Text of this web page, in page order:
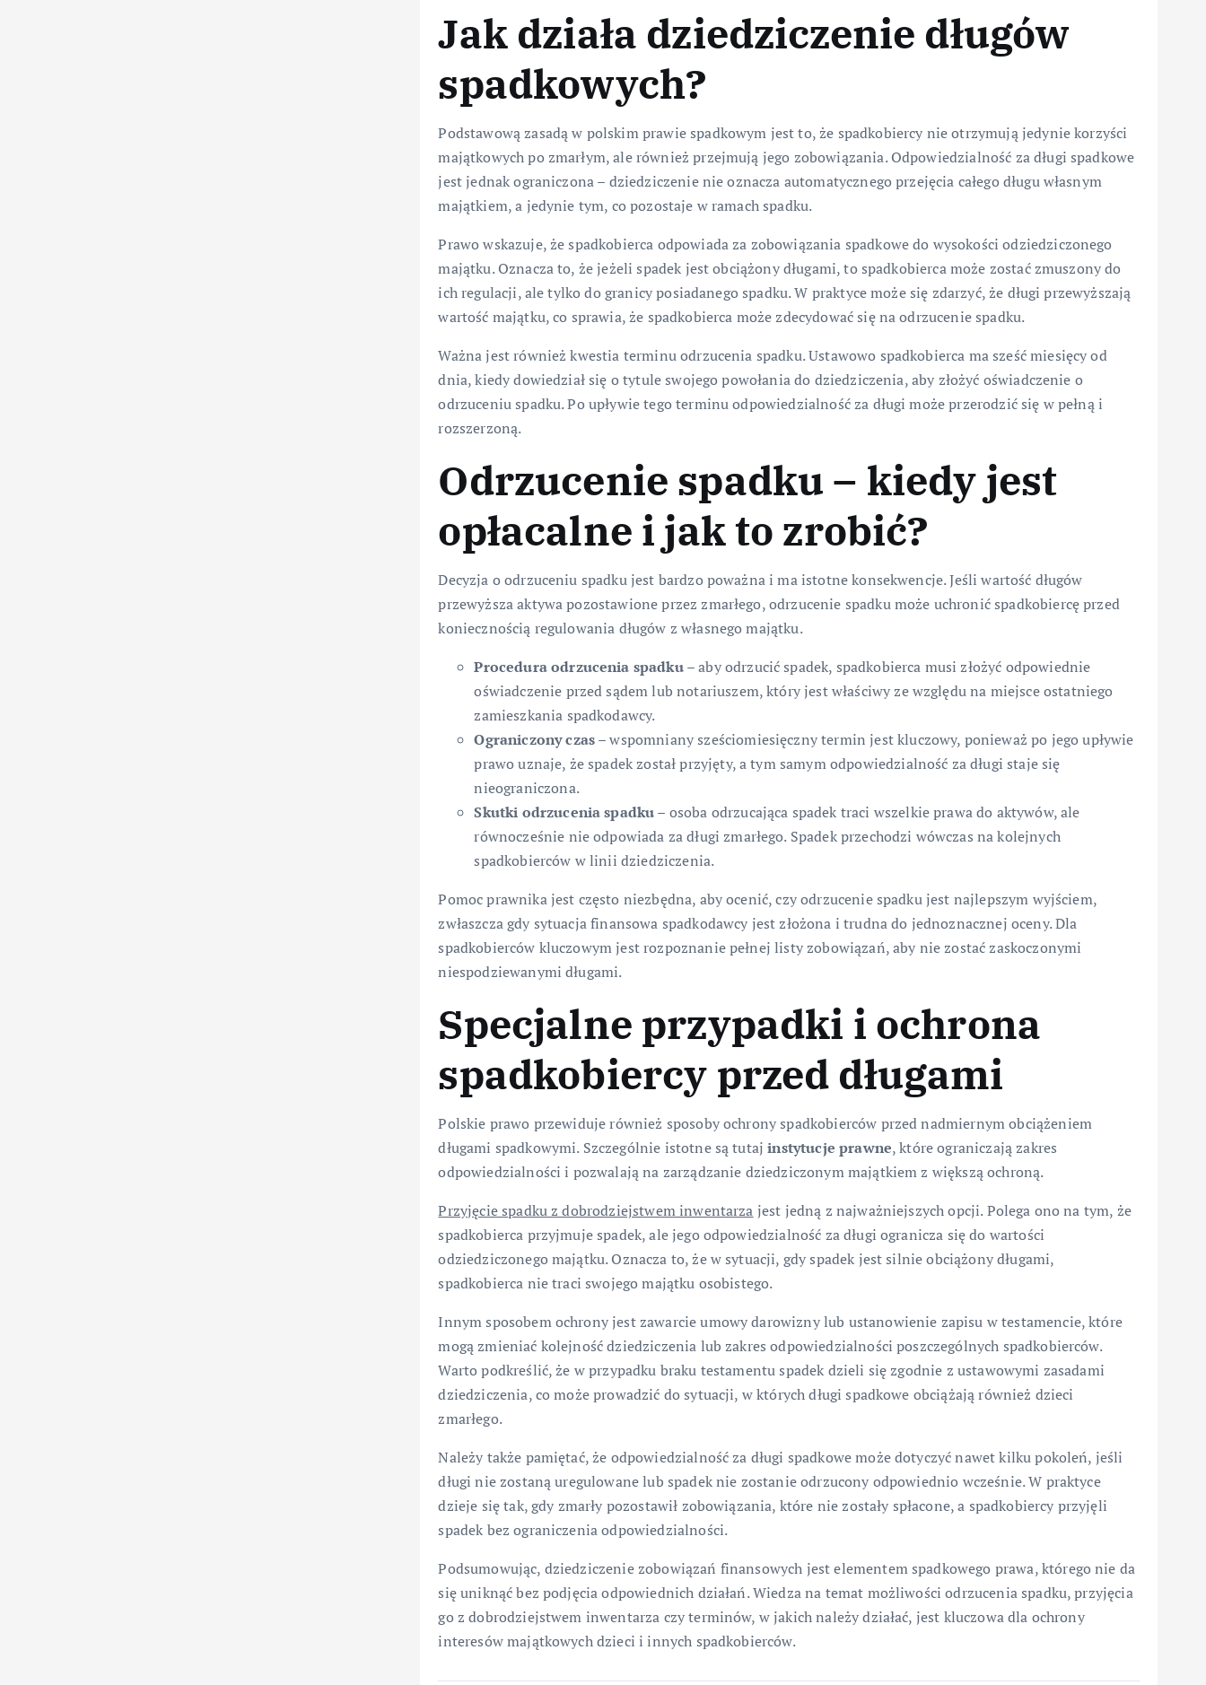
Jak działa dziedziczenie długów
spadkowych?
Podstawową zasadą w polskim prawie spadkowym jest to, że spadkobiercy nie otrzymują jedynie korzyści
majątkowych po zmarłym, ale również przejmują jego zobowiązania. Odpowiedzialność za długi spadkowe
jest jednak ograniczona – dziedziczenie nie oznacza automatycznego przejęcia całego długu własnym
majątkiem, a jedynie tym, co pozostaje w ramach spadku.
Prawo wskazuje, że spadkobierca odpowiada za zobowiązania spadkowe do wysokości odziedziczonego
majątku. Oznacza to, że jeżeli spadek jest obciążony długami, to spadkobierca może zostać zmuszony do
ich regulacji, ale tylko do granicy posiadanego spadku. W praktyce może się zdarzyć, że długi przewyższają
wartość majątku, co sprawia, że spadkobierca może zdecydować się na odrzucenie spadku.
Ważna jest również kwestia terminu odrzucenia spadku. Ustawowo spadkobierca ma sześć miesięcy od
dnia, kiedy dowiedział się o tytule swojego powołania do dziedziczenia, aby złożyć oświadczenie o
odrzuceniu spadku. Po upływie tego terminu odpowiedzialność za długi może przerodzić się w pełną i
rozszerzoną.
Odrzucenie spadku – kiedy jest
opłacalne i jak to zrobić?
Decyzja o odrzuceniu spadku jest bardzo poważna i ma istotne konsekwencje. Jeśli wartość długów
przewyższa aktywa pozostawione przez zmarłego, odrzucenie spadku może uchronić spadkobiercę przed
koniecznością regulowania długów z własnego majątku.
Procedura odrzucenia spadku– aby odrzucić spadek, spadkobierca musi złożyć odpowiednie
oświadczenie przed sądem lub notariuszem, który jest właściwy ze względu na miejsce ostatniego
zamieszkania spadkodawcy.
Ograniczony czas– wspomniany sześciomiesięczny termin jest kluczowy, ponieważ po jego upływie
prawo uznaje, że spadek został przyjęty, a tym samym odpowiedzialność za długi staje się
nieograniczona.
Skutki odrzucenia spadku– osoba odrzucająca spadek traci wszelkie prawa do aktywów, ale
równocześnie nie odpowiada za długi zmarłego. Spadek przechodzi wówczas na kolejnych
spadkobierców w linii dziedziczenia.
Pomoc prawnika jest często niezbędna, aby ocenić, czy odrzucenie spadku jest najlepszym wyjściem,
zwłaszcza gdy sytuacja finansowa spadkodawcy jest złożona i trudna do jednoznacznej oceny. Dla
spadkobierców kluczowym jest rozpoznanie pełnej listy zobowiązań, aby nie zostać zaskoczonymi
niespodziewanymi długami.
Specjalne przypadki i ochrona
spadkobiercy przed długami
Polskie prawo przewiduje również sposoby ochrony spadkobierców przed nadmiernym obciążeniem
długami spadkowymi. Szczególnie istotne są tutajinstytucje prawne, które ograniczają zakres
odpowiedzialności i pozwalają na zarządzanie dziedziczonym majątkiem z większą ochroną.
Przyjęcie spadku z dobrodziejstwem inwentarza jest jedną z najważniejszych opcji. Polega ono na tym, że
spadkobierca przyjmuje spadek, ale jego odpowiedzialność za długi ogranicza się do wartości
odziedziczonego majątku. Oznacza to, że w sytuacji, gdy spadek jest silnie obciążony długami,
spadkobierca nie traci swojego majątku osobistego.
Innym sposobem ochrony jest zawarcie umowy darowizny lub ustanowienie zapisu w testamencie, które
mogą zmieniać kolejność dziedziczenia lub zakres odpowiedzialności poszczególnych spadkobierców.
Warto podkreślić, że w przypadku braku testamentu spadek dzieli się zgodnie z ustawowymi zasadami
dziedziczenia, co może prowadzić do sytuacji, w których długi spadkowe obciążają również dzieci
zmarłego.
Należy także pamiętać, że odpowiedzialność za długi spadkowe może dotyczyć nawet kilku pokoleń, jeśli
długi nie zostaną uregulowane lub spadek nie zostanie odrzucony odpowiednio wcześnie. W praktyce
dzieje się tak, gdy zmarły pozostawił zobowiązania, które nie zostały spłacone, a spadkobiercy przyjęli
spadek bez ograniczenia odpowiedzialności.
Podsumowując, dziedziczenie zobowiązań finansowych jest elementem spadkowego prawa, którego nie da
się uniknąć bez podjęcia odpowiednich działań. Wiedza na temat możliwości odrzucenia spadku, przyjęcia
go z dobrodziejstwem inwentarza czy terminów, w jakich należy działać, jest kluczowa dla ochrony
interesów majątkowych dzieci i innych spadkobierców.